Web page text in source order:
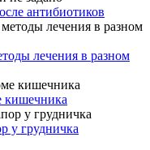
антибиотиков
лечения в разном
кишечника
у грудничка